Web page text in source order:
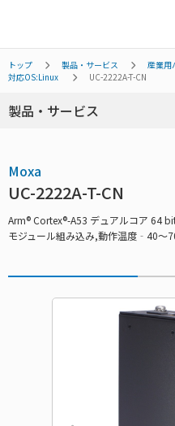
トップ 製品・サービス 産業用
対応OS:Linux
UC-2222A-T-CN
製品・サービス
Moxa
UC-2222A-T-CN
Arm® Cortex®-A53 デュアルコア 64
モジュール組み込み,動作温度‐40～